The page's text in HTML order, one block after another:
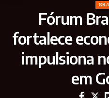
Fórum
fortalece
impulsiona
em